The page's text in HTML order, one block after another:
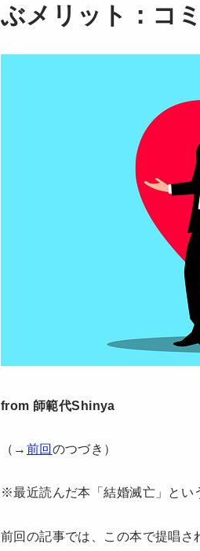
ぶメリット：コ
from 師範代Shinya
（→ 前回のつづき）
※最近読んだ本「結婚滅亡」とい
前回の記事では、この本で提唱